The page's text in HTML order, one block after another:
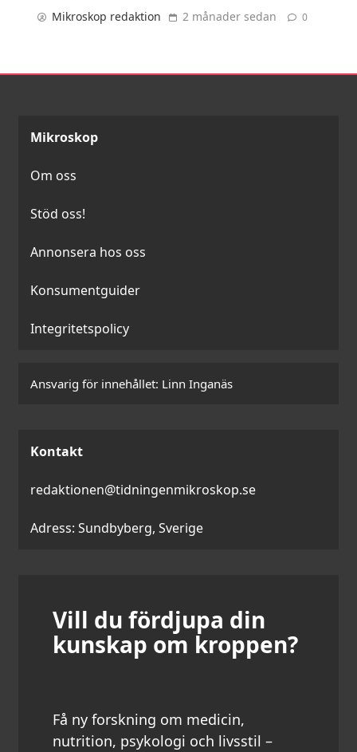
Mikroskop redaktion 2 månader sedan 0
Mikroskop
Om oss
Stöd oss!
Annonsera hos oss
Konsumentguider
Integritetspolicy
Ansvarig för innehållet: Linn Inganäs
Kontakt
redaktionen@tidningenmikroskop.se
Adress: Sundbyberg, Sverige
Vill du fördjupa din
kunskap om kroppen?
Få ny forskning om medicin,
nutrition, psykologi och livsstil –